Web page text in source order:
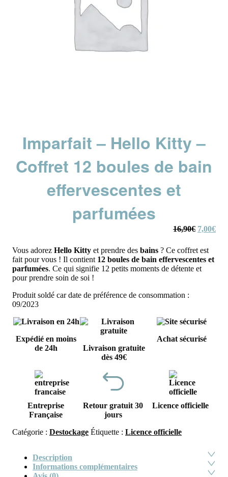
Imparfait – Hello Kitty –
Coffret 12 boules de bain
effervescentes et
parfumées
16,90€ Le
initial
était :
16,90€.
7,00€Le
Vous adorez Hello Kitty et prendre des bains ? Ce coffret est
fait pour vous ! Il contient 12 boules de bain effervescentes et
parfumées. Ce qui signifie 12 petits moments de détente et
pour prendre soin de soi !
Produit soldé car date de préférence de consommation :
09/2023
Expédié en moins
de 24h
Livraison gratuite
dès 49€
Achat sécurisé
Entreprise
Française
Retour gratuit 30
jours
Licence officielle
Catégorie : Destockage Étiquette : Licence officielle
Description
Informations complémentaires